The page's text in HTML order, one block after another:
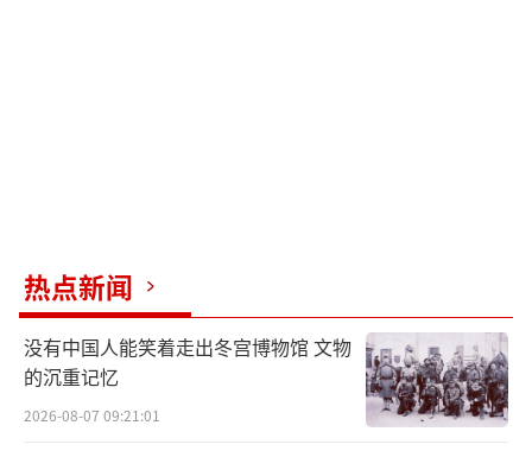
震撼的还有新出现的大国重器，如JL-1空
基战略核导弹，首次公开展示了我国的空基核
力量。它可以挂在轰-6N轰炸机上，攻击范围覆
盖北美洲全境。海军展示了JL-3潜射导弹，陆
军则升级了DF-41为DF-61，发射方式多样。最
热点新闻
没有中国人能笑着走出冬宫博物馆 文物
的沉重记忆
2026-08-07 09:21:01